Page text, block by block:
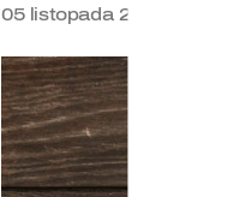
05 listopada 2025 | 6 min.